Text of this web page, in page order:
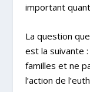
important
La question
est la suivante
familles et ne
l’action de